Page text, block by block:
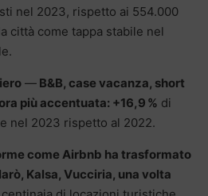
nel 2023, rispetto ai 554.000
città come tappa stabile nel
— B&B, case vacanza, short
più accentuata: +16,9 % di
nel 2023 rispetto al 2022.
come Airbnb ha trasformato
Kalsa, Vucciria, una volta